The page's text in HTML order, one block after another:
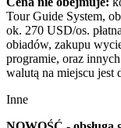
Tour Guide System,
ok. 270 USD/os.
obiadów, zakupu
programie, oraz
walutą na miejscu jest
Inne